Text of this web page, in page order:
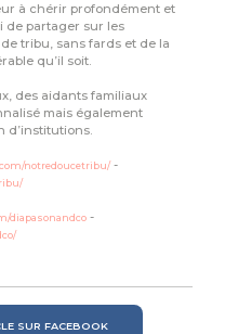
à chérir profondément et
de partager sur les
tribu, sans fards et de la
qu’il soit.
des aidants familiaux
mais également
d’institutions.
notredoucetribu/-
diapasonandco -
SUR FACEBOOK